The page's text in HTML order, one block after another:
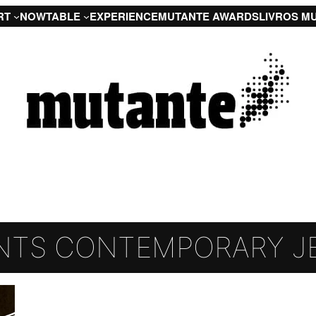
NOWTABLE EXPERIENCEMUTANTE AWARDSLIVROS
CONTEMPORARY